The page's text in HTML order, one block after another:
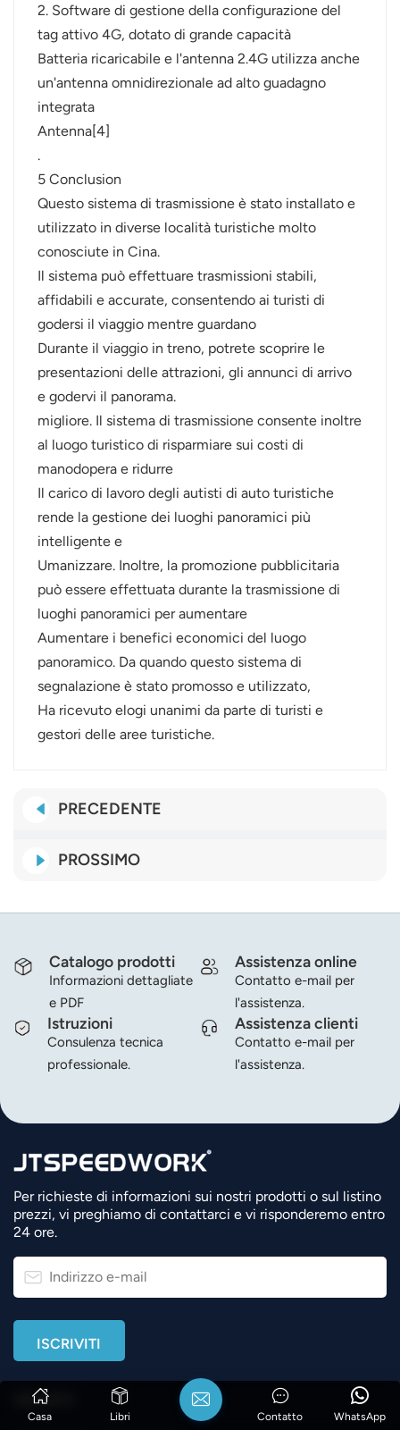
2. Software di gestione della configurazione del
tag attivo 4G, dotato di grande capacità
Batteria ricaricabile e l'antenna 2.4G utilizza anche
un'antenna omnidirezionale ad alto guadagno
integrata
Antenna[4]
.
5 Conclusion
Questo sistema di trasmissione è stato installato e
utilizzato in diverse località turistiche molto
conosciute in Cina.
Il sistema può effettuare trasmissioni stabili,
affidabili e accurate, consentendo ai turisti di
godersi il viaggio mentre guardano
Durante il viaggio in treno, potrete scoprire le
presentazioni delle attrazioni, gli annunci di arrivo
e godervi il panorama.
migliore. Il sistema di trasmissione consente inoltre
al luogo turistico di risparmiare sui costi di
manodopera e ridurre
Il carico di lavoro degli autisti di auto turistiche
rende la gestione dei luoghi panoramici più
intelligente e
Umanizzare. Inoltre, la promozione pubblicitaria
può essere effettuata durante la trasmissione di
luoghi panoramici per aumentare
Aumentare i benefici economici del luogo
panoramico. Da quando questo sistema di
segnalazione è stato promosso e utilizzato,
Ha ricevuto elogi unanimi da parte di turisti e
gestori delle aree turistiche.
PRECEDENTE
PROSSIMO
Catalogo prodotti
Informazioni dettagliate
e PDF
Assistenza online
Contatto e-mail per
l'assistenza.
Istruzioni
Consulenza tecnica
professionale.
Assistenza clienti
Contatto e-mail per
l'assistenza.
Per richieste di informazioni sui nostri prodotti o sul listino
prezzi, vi preghiamo di contattarci e vi risponderemo entro
24 ore.
SEGUICI
Casa Libri WhatsApp
Contatto